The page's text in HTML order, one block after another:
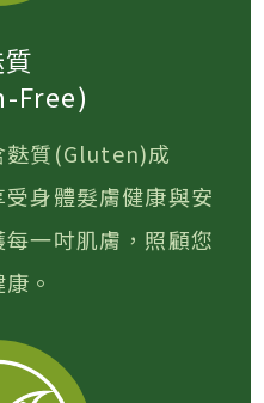
Free)
麩質(Gluten)成
身體髮膚健康與安
一吋肌膚，照顧您
。